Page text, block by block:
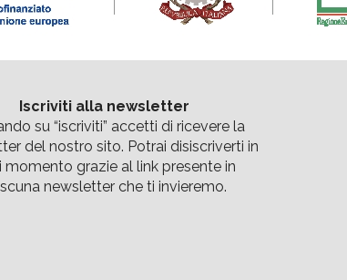
Iscriviti alla newsletter
su “iscriviti” accetti di ricevere la
del nostro sito. Potrai disiscriverti in
momento grazie al link presente in
newsletter che ti invieremo.